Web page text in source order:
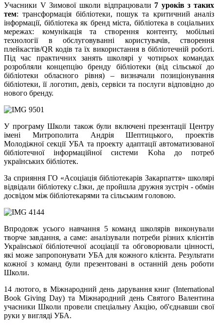
Учасники V Зимової школи відпрацювали 7 уроків з таких
тем: трансформація бібліотеки, пошук та критичний аналіз
інформації, бібліотека як бренд міста, бібліотека в соціальних
мережах: комунікація та створення контенту, мобільні
технології в обслуговуванні користувачів, створення
плейкастів/QR кодів та їх використання в бібліотечній роботі.
Під час практичних занять школярі у чотирьох командах
розробляли концепцію бренду бібліотеки (від сільської до
бібліотеки обласного рівня) – визначали позиціонування
бібліотеки, її логотип, девіз, сервіси та послуги відповідно до
нового бренду.
У програму Школи також були включені презентації Центру
імені Митрополита Андрія Шептицького, проектів
Молодіжної секції УБА та проекту адаптації автоматизованої
бібліотечної інформаційної системи Koha до потреб
українських бібліотек.
За сприяння ГО «Асоціація бібліотекарів Закарпаття» школярі
відвідали бібліотеку с.Ізки, де пройшла дружня зустріч - обмін
досвідом між бібліотекарями та сільським головою.
Впродовж усього навчання 5 команд школярів виконували
творче завдання, а саме: аналізували потреби різних клієнтів
Української бібліотечної асоціації та обговорювали цінності,
які може запропонувати УБА для кожного клієнта. Результати
кожної з команд були презентовані в останній день роботи
Школи.
14 лютого, в Міжнародний день дарування книг (International
Book Giving Day) та Міжнародний день Святого Валентина
учасники Школи провели спеціальну Акцію, об'єднавши свої
руки у вигляді УБА.